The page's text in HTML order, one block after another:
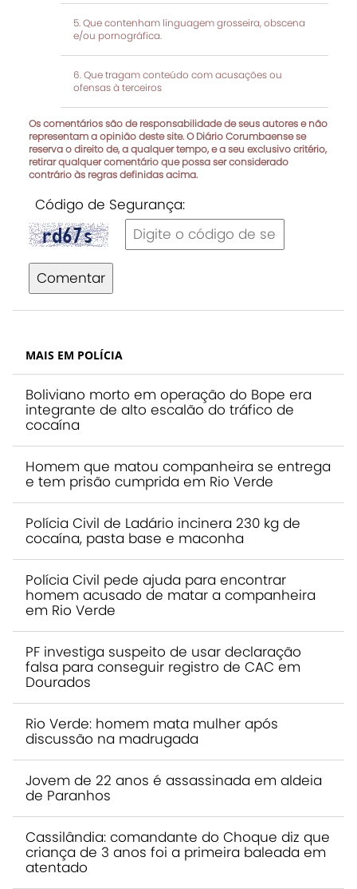
Que contenham linguagem grosseira, obscena
e/ou pornográfica.
Que tragam conteúdo com acusações ou
ofensas à terceiros
Os comentários são de responsabilidade de seus autores e não
representam a opinião deste site. O Diário Corumbaense se
reserva o direito de, a qualquer tempo, e a seu exclusivo critério,
retirar qualquer comentário que possa ser considerado
contrário às regras definidas acima.
Código de Segurança:
Comentar
MAIS EM POLÍCIA
Boliviano morto em operação do Bope era
integrante de alto escalão do tráfico de
cocaína
Homem que matou companheira se entrega
e tem prisão cumprida em Rio Verde
Polícia Civil de Ladário incinera 230 kg de
cocaína, pasta base e maconha
Polícia Civil pede ajuda para encontrar
homem acusado de matar a companheira
em Rio Verde
PF investiga suspeito de usar declaração
falsa para conseguir registro de CAC em
Dourados
Rio Verde: homem mata mulher após
discussão na madrugada
Jovem de 22 anos é assassinada em aldeia
de Paranhos
Cassilândia: comandante do Choque diz que
criança de 3 anos foi a primeira baleada em
atentado